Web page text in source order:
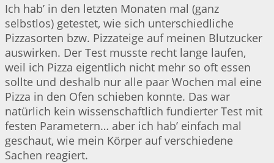
Ich hab’ in den letzten Monaten mal (ganz
selbstlos) getestet, wie sich unterschiedliche
Pizzasorten bzw. Pizzateige auf meinen Blutzucker
auswirken. Der Test musste recht lange laufen,
weil ich Pizza eigentlich nicht mehr so oft essen
sollte und deshalb nur alle paar Wochen mal eine
Pizza in den Ofen schieben konnte. Das war
natürlich kein wissenschaftlich fundierter Test mit
festen Parametern… aber ich hab’ einfach mal
geschaut, wie mein Körper auf verschiedene
Sachen reagiert.